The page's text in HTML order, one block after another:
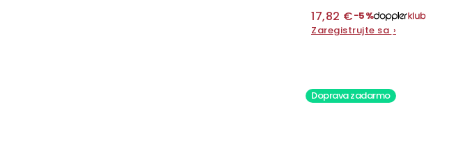
17,82 €−5%
Zaregistrujte sa ›
Doprava zadarmo